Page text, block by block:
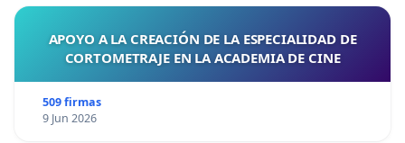
APOYO A LA CREACIÓN DE LA ESPECIALIDAD DE
CORTOMETRAJE EN LA ACADEMIA DE CINE
509 firmas
9 Jun 2026